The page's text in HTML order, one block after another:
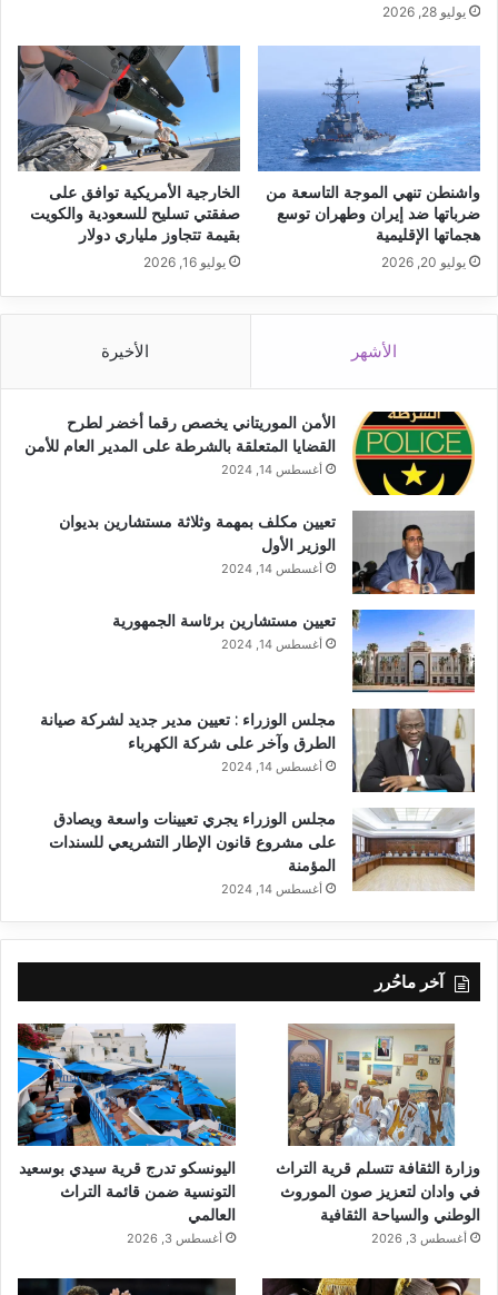
يوليو 28, 2026
واشنطن تنهي الموجة التاسعة من
ضرباتها ضد إيران وطهران توسع
هجماتها الإقليمية
يوليو 20, 2026
الخارجية الأمريكية توافق على
صفقتي تسليح للسعودية والكويت
بقيمة تتجاوز ملياري دولار
يوليو 16, 2026
الأشهر الأخيرة
الأمن الموريتاني يخصص رقما أخضر لطرح
القضايا المتعلقة بالشرطة على المدير العام للأمن
أغسطس 14, 2024
تعيين مكلف بمهمة وثلاثة مستشارين بديوان
الوزير الأول
أغسطس 14, 2024
تعيين مستشارين برئاسة الجمهورية
أغسطس 14, 2024
مجلس الوزراء : تعيين مدير جديد لشركة صيانة
الطرق وآخر على شركة الكهرباء
أغسطس 14, 2024
مجلس الوزراء يجري تعيينات واسعة ويصادق
على مشروع قانون الإطار التشريعي للسندات
المؤمنة
أغسطس 14, 2024
آخر ماحُرر
وزارة الثقافة تتسلم قرية التراث
في وادان لتعزيز صون الموروث
الوطني والسياحة الثقافية
أغسطس 3, 2026
اليونسكو تدرج قرية سيدي بوسعيد
التونسية ضمن قائمة التراث
العالمي
أغسطس 3, 2026